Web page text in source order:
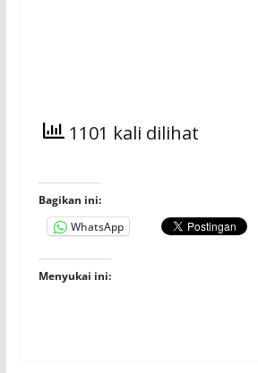
1101 kali dilihat
Bagikan ini:
WhatsApp
Menyukai ini: